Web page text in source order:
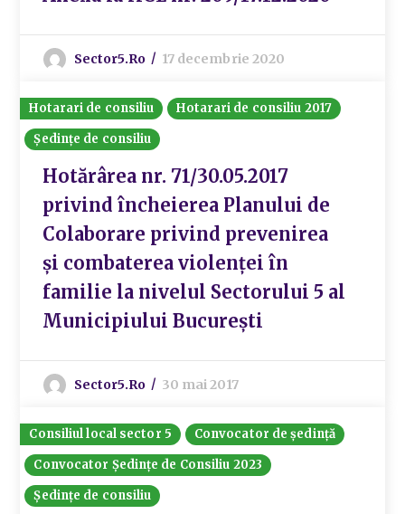
Sector5.ro 17 decembrie 2020
Hotarari de consiliu
Hotarari de consiliu 2017
Ședințe de consiliu
Hotărârea nr. 71/30.05.2017
privind încheierea Planului de
Colaborare privind prevenirea
și combaterea violenței în
familie la nivelul Sectorului 5 al
Municipiului București
Sector5.ro 30 mai 2017
Consiliul local sector 5
Convocator de ședință
Convocator Ședințe de Consiliu 2023
Ședințe de consiliu